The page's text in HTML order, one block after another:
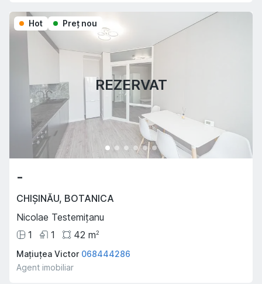
REZERVAT
Hot Preţ nou
-
CHIȘINĂU, BOTANICA
Nicolae Testemițanu
1
1 42 m2
Mațiuțea Victor 068444286
Agent imobiliar